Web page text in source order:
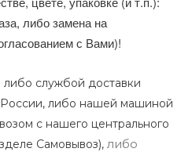
либо замена на
с Вами)!
либо службой доставки
либо нашей машиной
с нашего центрального
Самовывоз), либо